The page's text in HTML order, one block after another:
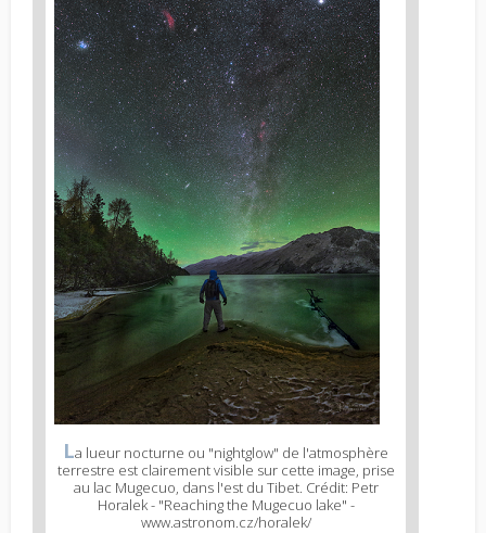
La lueur nocturne ou "nightglow" de l'atmosphère
terrestre est clairement visible sur cette image, prise
au lac Mugecuo, dans l'est du Tibet. Crédit: Petr
Horalek - "Reaching the Mugecuo lake" -
www.astronom.cz/horalek/